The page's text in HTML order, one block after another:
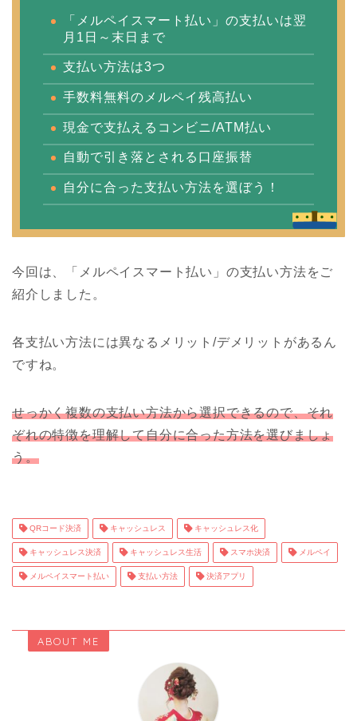
「メルペイスマート払い」の支払いは翌
月1日～末日まで
支払い方法は3つ
手数料無料のメルペイ残高払い
現金で支払えるコンビニ/ATM払い
自動で引き落とされる口座振替
自分に合った支払い方法を選ぼう！
今回は、「メルペイスマート払い」の支払い方法をご
紹介しました。
各支払い方法には異なるメリット/デメリットがあるん
ですね。
せっかく複数の支払い方法から選択できるので、それ
ぞれの特徴を理解して自分に合った方法を選びましょ
う。
QRコード決済 キャッシュレス キャッシュレス化
キャッシュレス決済 キャッシュレス生活 スマホ決済 メルペイ
メルペイスマート払い 支払い方法 決済アプリ
ABOUT ME